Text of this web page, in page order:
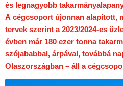
és legnagyobb
A cégcsoport újonnan alapított,
tervek szerint a 2023/2024-es
évben már 180 ezer tonna
szójababbal, árpával, továbbá
Olaszországban – áll a